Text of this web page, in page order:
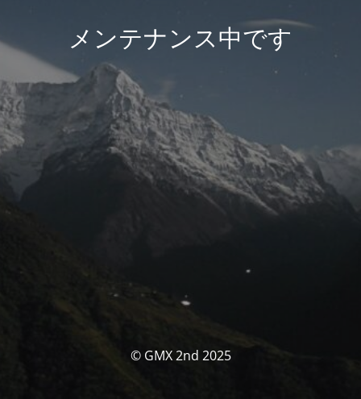
メンテナンス中です
© GMX 2nd 2025